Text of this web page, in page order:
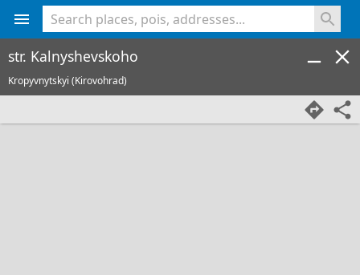
str. Kalnyshevskoho
Kropyvnytskyi (Kirovohrad)
<% console.log(hcard) %>